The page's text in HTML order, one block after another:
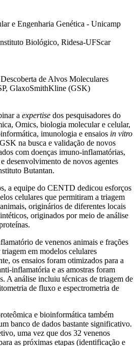
e Engenharia Genética - Unicamp
Biológico, Ridesa-UFScar
de Alvos Moleculares
GlaxoSmithKline (GSK)
a expertise dos pesquisadores do
Omics, biologia molecular e celular,
imunologia e ensaios in vitro
na busca e validação de novos
com doenças imuno-inflamatórias,
desenvolvimento de novos agentes
Butantan.
a equipe do CENTD dedicou esforços
celulares que permitiram a triagem
originários de diferentes locais
originados por meio de análise
de venenos animais e frações
em modelos celulares
os ensaios foram otimizados para a
inflamatória e as amostras foram
A análise incluiu técnicas de triagem de
de fluxo e espectrometria de
e bioinformática também
banco de dados bastante significativo.
uma vez que dos 32 venenos
as próximas etapas (identificação e